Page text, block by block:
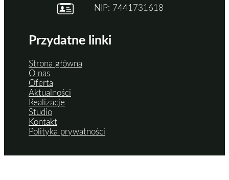
NIP: 7441731618
Przydatne linki
Strona główna
O nas
Oferta
Aktualności
Realizacje
Studio
Kontakt
Polityka prywatności